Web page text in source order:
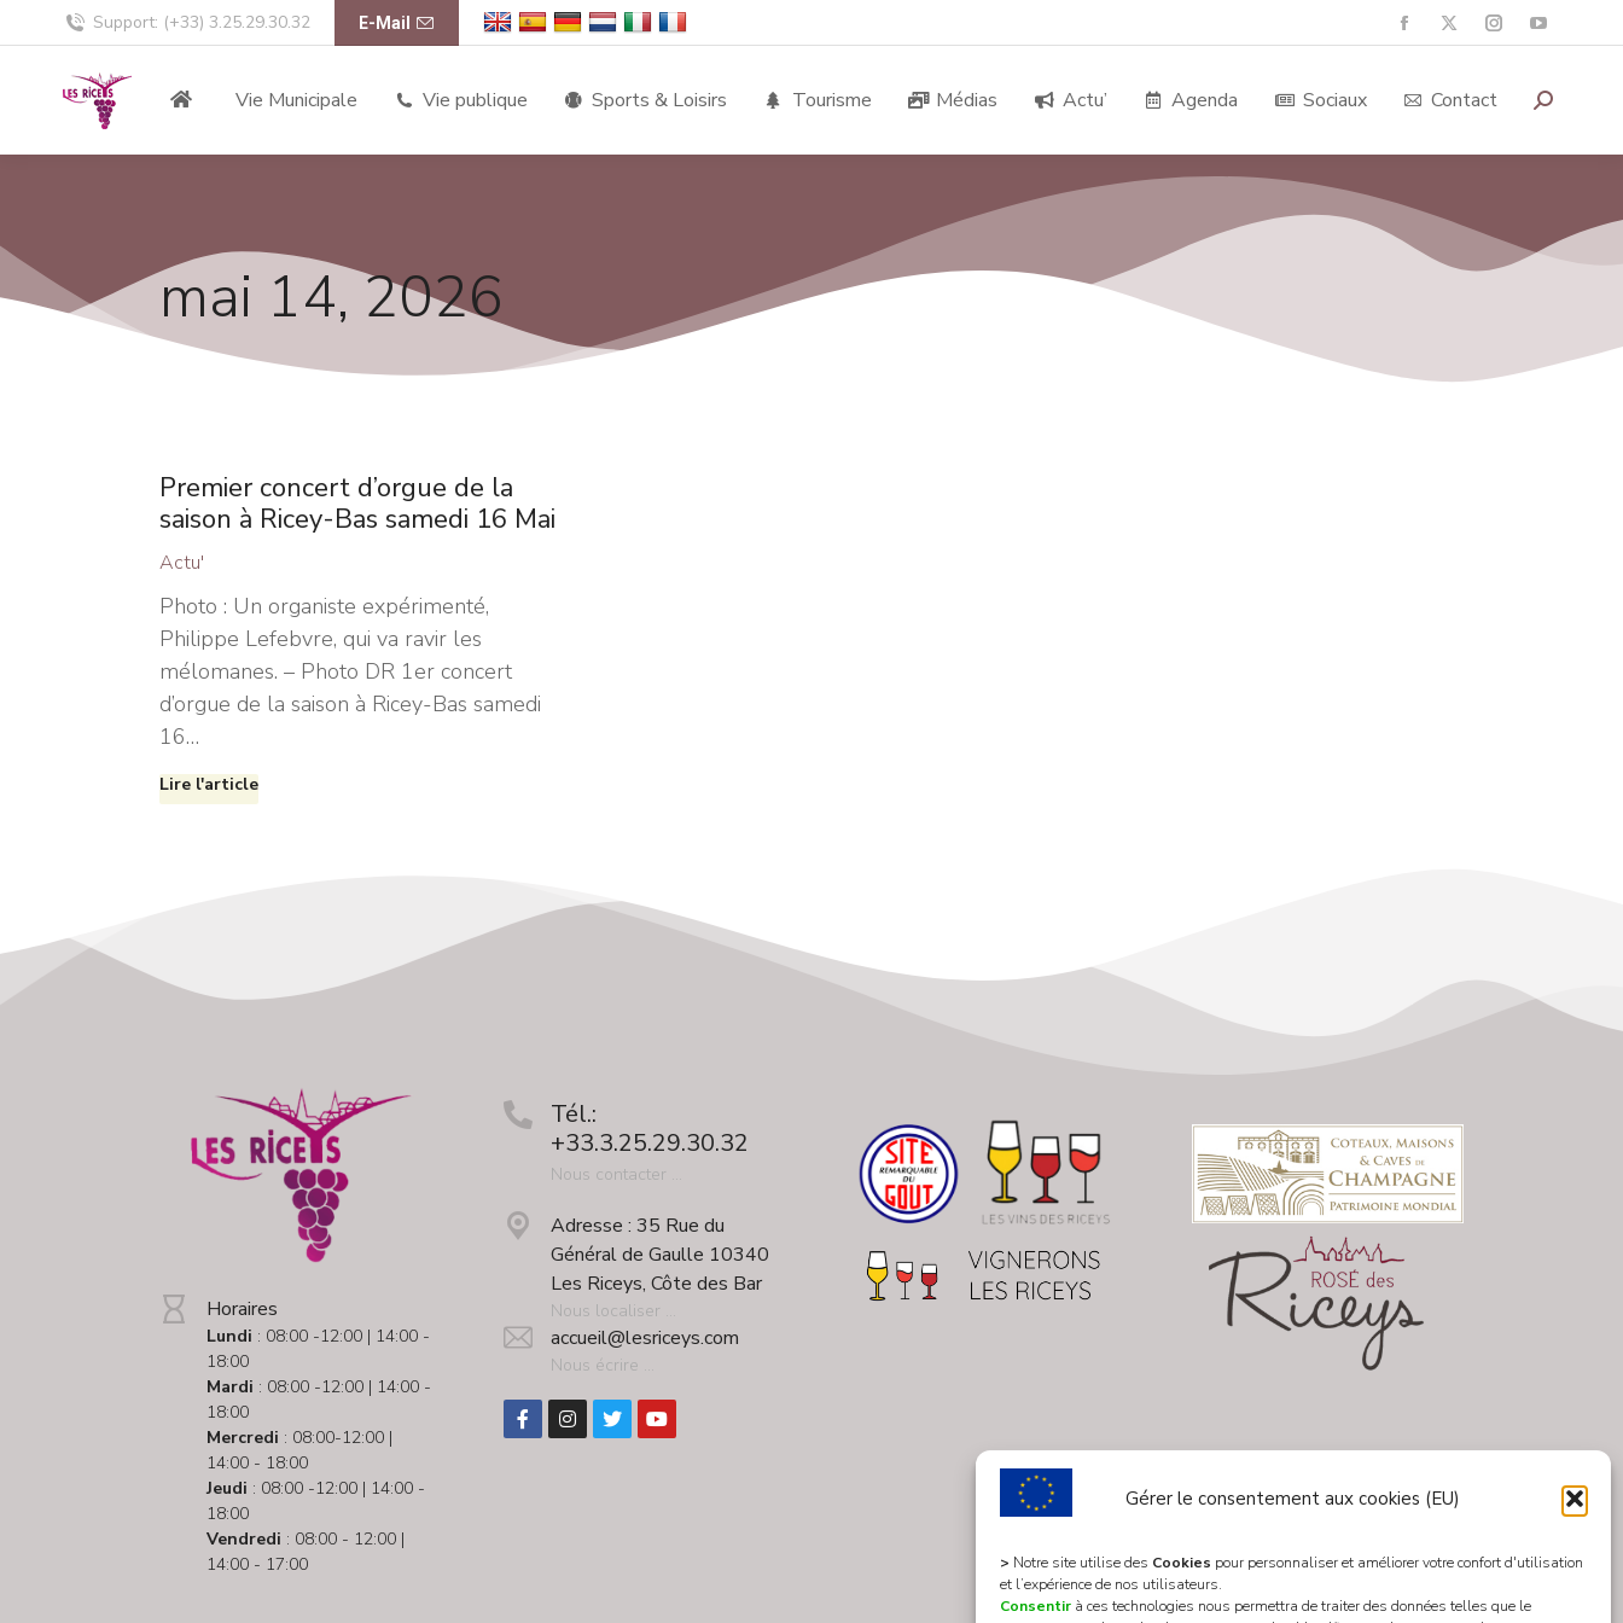
Gérer le consentement aux cookies (EU)
> Notre site utilise des Cookies pour personnaliser et améliorer votre confort d'utilisation
et l’expérience de nos utilisateurs.
Consentir à ces technologies nous permettra de traiter des données telles que le
Support: (+33) 3.25.29.30.32 E-Mail
Vie Municipale Vie publique Sports & Loisirs Tourisme Médias Actu’ Agenda Sociaux Contact
mai 14, 2026
Premier concert d’orgue de la
saison à Ricey-Bas samedi 16 Mai
Actu'
Photo : Un organiste expérimenté,
Philippe Lefebvre, qui va ravir les
mélomanes. – Photo DR 1er concert
d’orgue de la saison à Ricey-Bas samedi
16…
Lire l'article
Horaires
Lundi : 08:00 -12:00 | 14:00 -
18:00
Mardi : 08:00 -12:00 | 14:00 -
18:00
Mercredi : 08:00-12:00 |
14:00 - 18:00
Jeudi : 08:00 -12:00 | 14:00 -
18:00
Vendredi : 08:00 - 12:00 |
14:00 - 17:00
Tél.:
+33.3.25.29.30.32
Nous contacter ...
Adresse : 35 Rue du
Général de Gaulle 10340
Les Riceys, Côte des Bar
Nous localiser ...
accueil@lesriceys.com
Nous écrire ...